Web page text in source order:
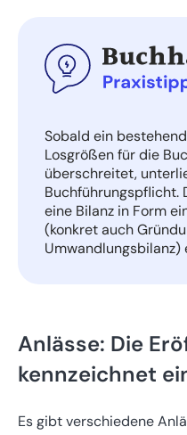
Sobald ein
Losgrößen für die
überschreitet,
Buchführungspflicht.
eine Bilanz in Form
(konkret auch
Umwandlungsbilanz)
Anlässe: Die
kennzeichnet
Es gibt verschiedene